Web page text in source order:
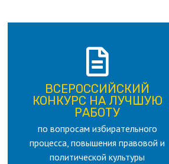
ВСЕРОССИЙСКИЙ
КОНКУРС НА ЛУЧШУЮ
РАБОТУ
по вопросам избирательного
процесса, повышения правовой и
политической культуры
ВСЕРОССИЙСКИЙ
КОНКУРС НА ЛУЧШУЮ
РАБОТУ
для лица старше 18 и моложе 35
лет
ПОДРОБНЕЕ